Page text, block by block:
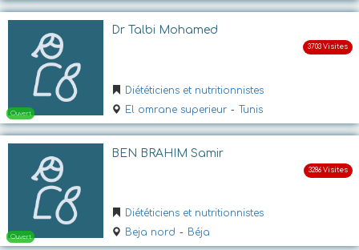
Ouvert
Ouvert
Dr Talbi Mohamed
Diététiciens et nutritionnistes
El omrane superieur - Tunis
BEN BRAHIM Samir
Diététiciens et nutritionnistes
Beja nord - Béja